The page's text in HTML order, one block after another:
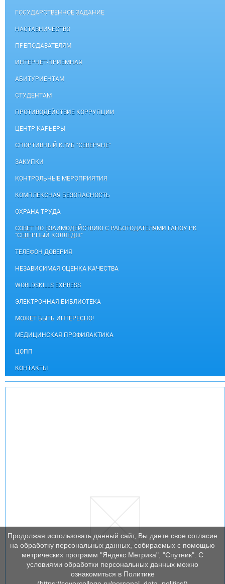
ГОСУДАРСТВЕННОЕ ЗАДАНИЕ
НАСТАВНИЧЕСТВО
ПРЕПОДАВАТЕЛЯМ
ИНТЕРНЕТ-ПРИЕМНАЯ
АБИТУРИЕНТАМ
СТУДЕНТАМ
ПРОТИВОДЕЙСТВИЕ КОРРУПЦИИ
ЦЕНТР КАРЬЕРЫ
СПОРТИВНЫЙ КЛУБ "СЕВЕРЯНЕ"
ЗАКУПКИ
КОНТРОЛЬНЫЕ МЕРОПРИЯТИЯ
КОМПЛЕКСНАЯ БЕЗОПАСНОСТЬ
ОХРАНА ТРУДА
СОВЕТ ПО ВЗАИМОДЕЙСТВИЮ С РАБОТОДАТЕЛЯМИ ГАПОУ РК
"СЕВЕРНЫЙ КОЛЛЕДЖ"
ТЕЛЕФОН ДОВЕРИЯ
НЕЗАВИСИМАЯ ОЦЕНКА КАЧЕСТВА
WORLDSKILLS EXPRESS
ЭЛЕКТРОННАЯ БИБЛИОТЕКА
МОЖЕТ БЫТЬ ИНТЕРЕСНО!
МЕДИЦИНСКАЯ ПРОФИЛАКТИКА
ЦОПП
КОНТАКТЫ
Продолжая использовать данный сайт, Вы даете свое согласие
на обработку персональных данных, собираемых с помощью
метрических программ "Яндекс Метрика", "Спутник". С
условиями обработки персональных данных можно
ознакомиться в Политике